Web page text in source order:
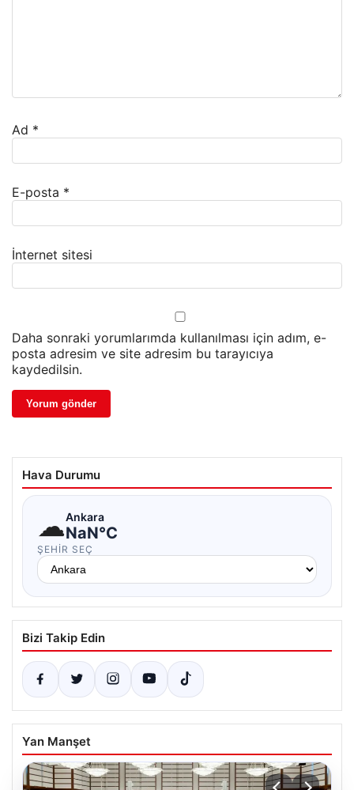
Ad *
E-posta *
İnternet sitesi
Daha sonraki yorumlarımda kullanılması için adım, e-
posta adresim ve site adresim bu tarayıcıya
kaydedilsin.
Hava Durumu
☁Ankara
NaN°C
ŞEHIR SEÇ
Bizi Takip Edin
Yan Manşet